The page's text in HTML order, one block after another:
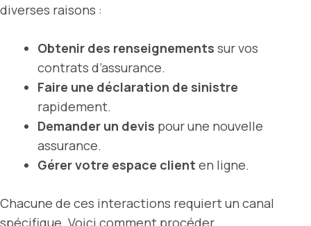
diverses raisons :
Obtenir des renseignements sur vos
contrats d’assurance.
Faire une déclaration de sinistre
rapidement.
Demander un devis pour une nouvelle
assurance.
Gérer votre espace client en ligne.
Chacune de ces interactions requiert un canal
spécifique. Voici comment procéder.